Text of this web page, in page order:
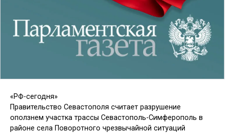
«РФ-сегодня»
Правительство Севастополя считает разрушение
оползнем участка трассы Севастополь-Симферополь в
районе села Поворотного чрезвычайной ситуаций